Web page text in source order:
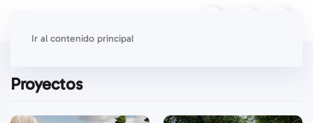
Ir al contenido principal
Proyectos